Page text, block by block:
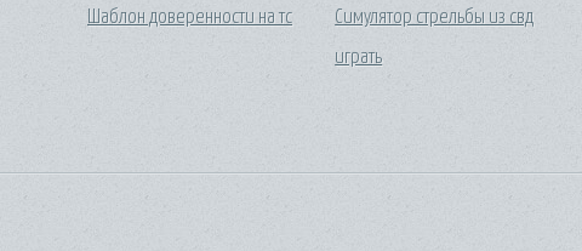
Шаблон доверенности на тс
Симулятор стрельбы из свд
играть